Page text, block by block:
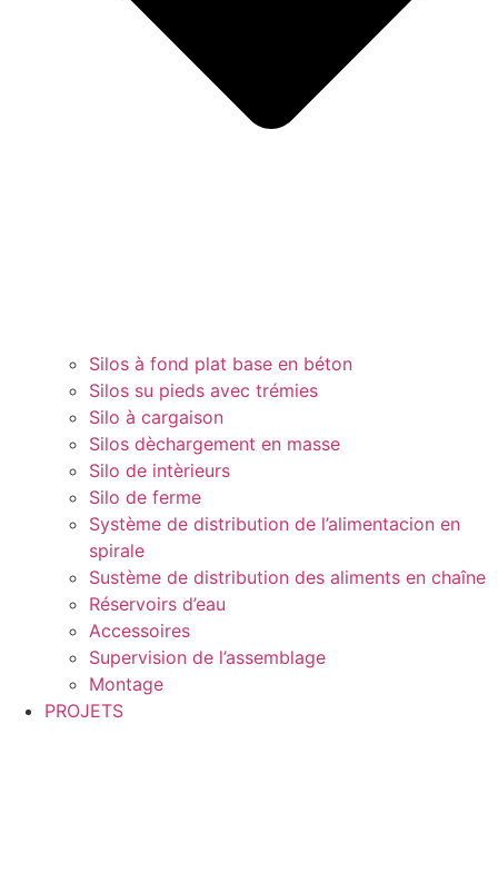
Silos à fond plat base en béton
Silos su pieds avec trémies
Silo à cargaison
Silos dèchargement en masse
Silo de intèrieurs
Silo de ferme
Système de distribution de l’alimentacion en
spirale
Sustème de distribution des aliments en chaîne
Réservoirs d’eau
Accessoires
Supervision de l’assemblage
Montage
PROJETS